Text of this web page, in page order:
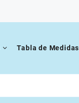
Tabla de Medidas